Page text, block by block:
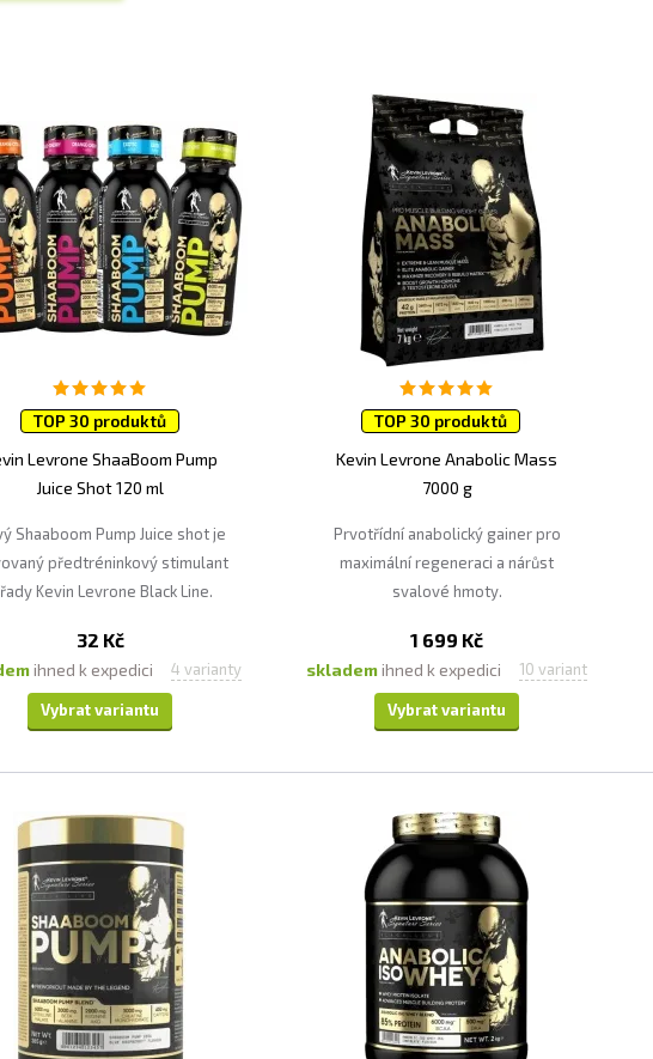
TOP 30 produktů
Levrone ShaaBoom Pump
Juice Shot 120 ml
Shaaboom Pump Juice shot je
předtréninkový stimulant
Kevin Levrone Black Line.
šťávy pro ještě lepší chuť.
32 Kč
ihned k expedici 4 varianty
Vybrat variantu
TOP 30 produktů
Kevin Levrone Anabolic Mass
7000 g
Prvotřídní anabolický gainer pro
maximální regeneraci a nárůst
svalové hmoty.
1 699 Kč
sklademihned k expedici 10 variant
Vybrat variantu